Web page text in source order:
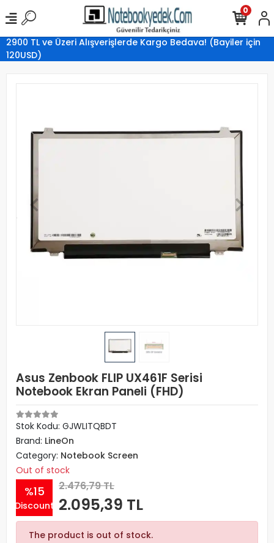
2900 TL ve Üzeri Alışverişlerde Kargo Bedava! (Bayiler için
120USD)
0
Asus Zenbook FLIP UX461F Serisi
Notebook Ekran Paneli (FHD)
Stok Kodu: GJWLITQBDT
Brand: LineOn
Category: Notebook Screen
Out of stock
%15
Discount
2.476,79 TL
2.095,39 TL
The product is out of stock.